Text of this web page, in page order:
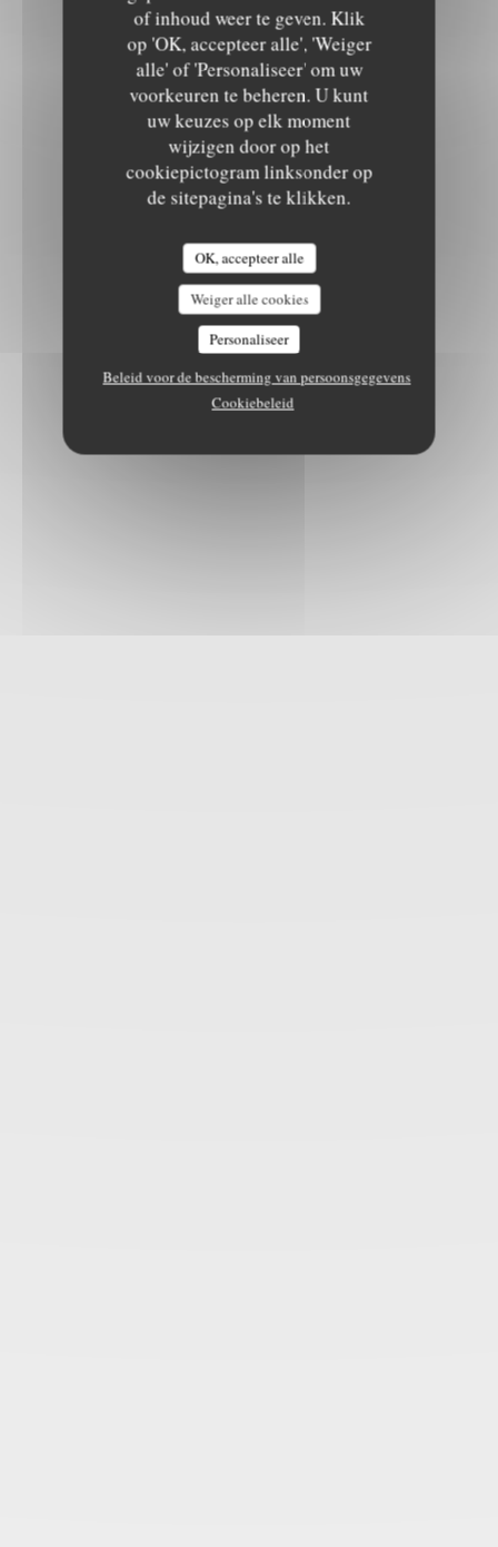
of inhoud weer te geven. Klik
op 'OK, accepteer alle', 'Weiger
alle' of 'Personaliseer' om uw
voorkeuren te beheren. U kunt
uw keuzes op elk moment
wijzigen door op het
cookiepictogram linksonder op
de sitepagina's te klikken.
OK, accepteer alle
Weiger alle cookies
Personaliseer
Beleid voor de bescherming van persoonsgegevens
Cookiebeleid